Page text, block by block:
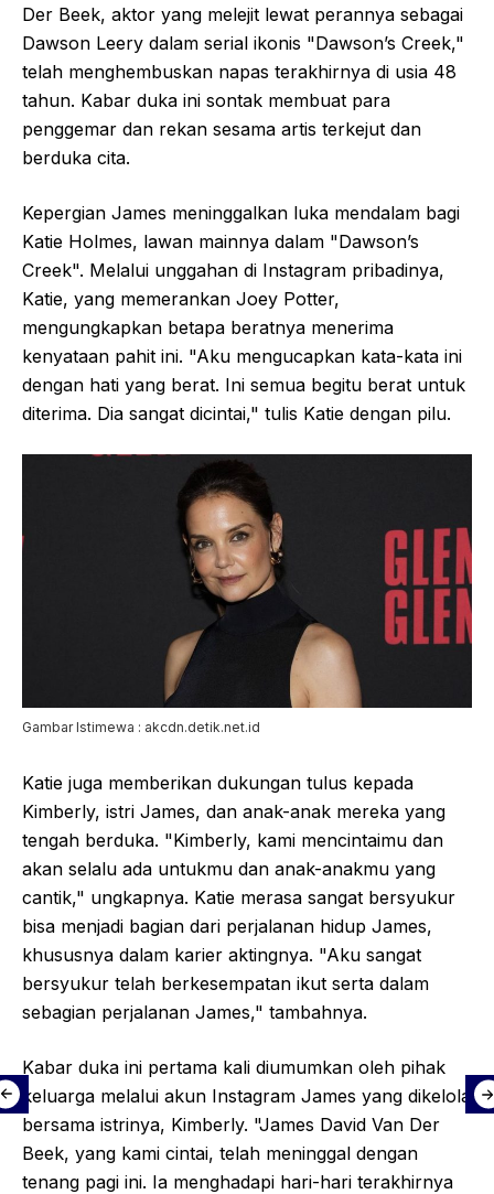
Der Beek, aktor yang melejit lewat perannya sebagai
Dawson Leery dalam serial ikonis "Dawson’s Creek,"
telah menghembuskan napas terakhirnya di usia 48
tahun. Kabar duka ini sontak membuat para
penggemar dan rekan sesama artis terkejut dan
berduka cita.
Kepergian James meninggalkan luka mendalam bagi
Katie Holmes, lawan mainnya dalam "Dawson’s
Creek". Melalui unggahan di Instagram pribadinya,
Katie, yang memerankan Joey Potter,
mengungkapkan betapa beratnya menerima
kenyataan pahit ini. "Aku mengucapkan kata-kata ini
dengan hati yang berat. Ini semua begitu berat untuk
diterima. Dia sangat dicintai," tulis Katie dengan pilu.
Gambar Istimewa : akcdn.detik.net.id
Katie juga memberikan dukungan tulus kepada
Kimberly, istri James, dan anak-anak mereka yang
tengah berduka. "Kimberly, kami mencintaimu dan
akan selalu ada untukmu dan anak-anakmu yang
cantik," ungkapnya. Katie merasa sangat bersyukur
bisa menjadi bagian dari perjalanan hidup James,
khususnya dalam karier aktingnya. "Aku sangat
bersyukur telah berkesempatan ikut serta dalam
sebagian perjalanan James," tambahnya.
Kabar duka ini pertama kali diumumkan oleh pihak
keluarga melalui akun Instagram James yang dikelola
bersama istrinya, Kimberly. "James David Van Der
Beek, yang kami cintai, telah meninggal dengan
tenang pagi ini. Ia menghadapi hari-hari terakhirnya